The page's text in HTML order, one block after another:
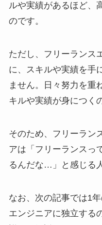
ルや実績があるほど、
のです。
ただし、フリーランス
に、スキルや実績を手
ません。日々努力を重
キルや実績が身につく
そのため、フリーラン
アは「フリーランスっ
るんだな…」と感じる
なお、次の記事では1
エンジニアに独立する